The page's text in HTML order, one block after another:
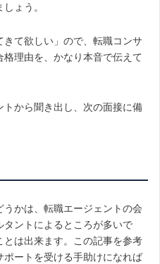
ょう。
て欲しい」ので、転職コンサ
理由を、かなり本音で伝えて
から聞き出し、次の面接に備
かは、転職エージェントの会
ントによるところが多いで
は出来ます。この記事を参考
ートを受ける手助けになれば